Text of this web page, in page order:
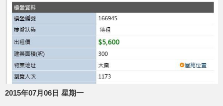
2015年07月06日 星期一